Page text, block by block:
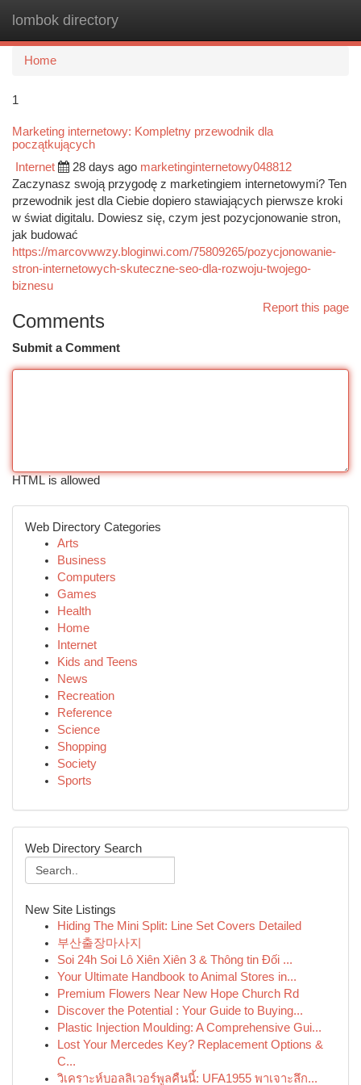
lombok directory
Home
1
Marketing internetowy: Kompletny przewodnik dla
początkujących
Internet 28 days ago marketinginternetowy048812
Zaczynasz swoją przygodę z marketingiem internetowymi? Ten
przewodnik jest dla Ciebie dopiero stawiających pierwsze kroki
w świat digitalu. Dowiesz się, czym jest pozycjonowanie stron,
jak budować
https://marcovwwzy.bloginwi.com/75809265/pozycjonowanie-
stron-internetowych-skuteczne-seo-dla-rozwoju-twojego-
biznesu
Report this page
Comments
Submit a Comment
HTML is allowed
Web Directory Categories
Arts
Business
Computers
Games
Health
Home
Internet
Kids and Teens
News
Recreation
Reference
Science
Shopping
Society
Sports
Web Directory Search
New Site Listings
Hiding The Mini Split: Line Set Covers Detailed
부산출장마사지
Soi 24h Soi Lô Xiên Xiên 3 & Thông tin Đối ...
Your Ultimate Handbook to Animal Stores in...
Premium Flowers Near New Hope Church Rd
Discover the Potential : Your Guide to Buying...
Plastic Injection Moulding: A Comprehensive Gui...
Lost Your Mercedes Key? Replacement Options &
C...
วิเคราะห์บอลลิเวอร์พูลคืนนี้: UFA1955 พาเจาะลึก...